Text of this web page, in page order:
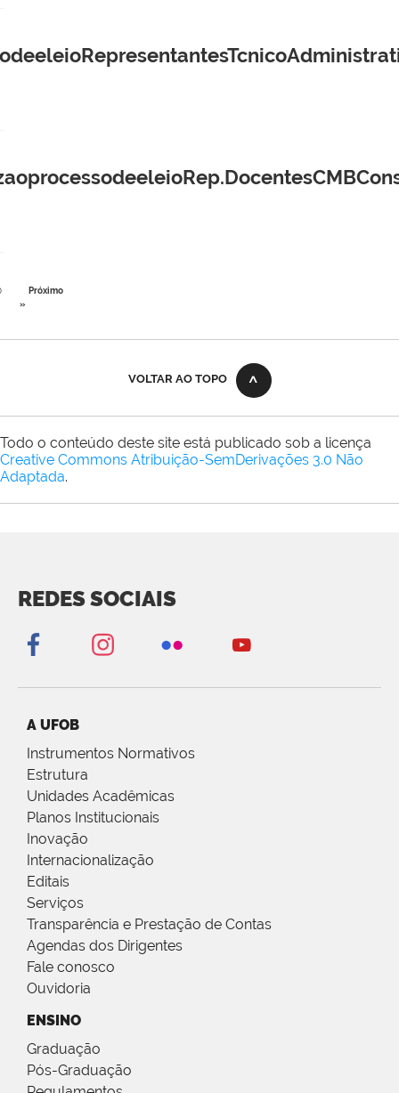
Próximo
»
VOLTAR AO TOPO
Todo o conteúdo deste site está publicado sob a licença
Creative Commons Atribuição-SemDerivações 3.0 Não
Adaptada.
REDES SOCIAIS
A UFOB
Instrumentos Normativos
Estrutura
Unidades Acadêmicas
Planos Institucionais
Inovação
Internacionalização
Editais
Serviços
Transparência e Prestação de Contas
Agendas dos Dirigentes
Fale conosco
Ouvidoria
ENSINO
Graduação
Pós-Graduação